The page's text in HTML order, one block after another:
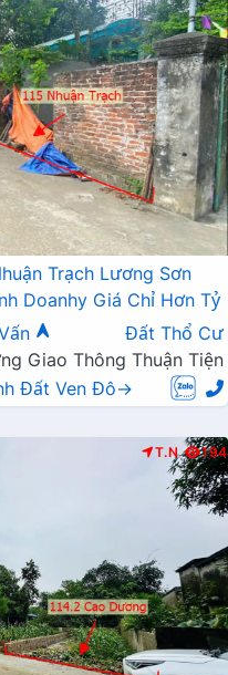
Trạch Lương Sơn
Doanhy Giá Chỉ Hơn Tỷ
Đất Thổ Cư
Giao Thông Thuận Tiện
Đất Ven Đô→
T.N 194